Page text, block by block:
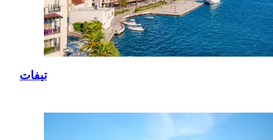
تيفات